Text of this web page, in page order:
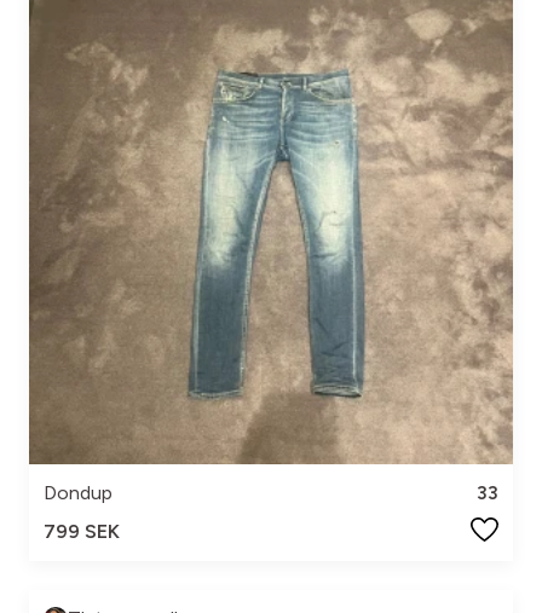
Dondup
33
799 SEK